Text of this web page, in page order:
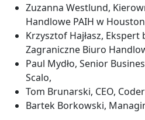
Zuzanna Westlund,
Handlowe PAIH w
Krzysztof Hajłasz,
Zagraniczne Biuro
Paul Mydło, Senior
Scalo,
Tom Brunarski, CEO,
Bartek Borkowski,